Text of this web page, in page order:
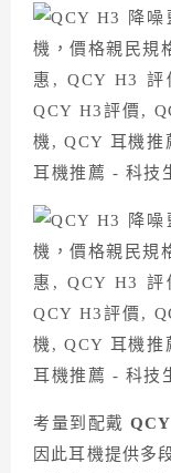
考量到配戴
因此耳機提供多